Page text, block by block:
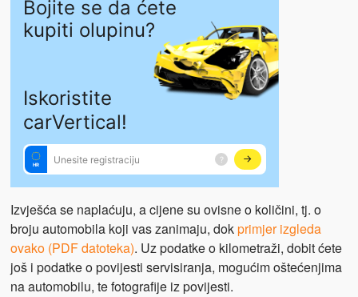
Izvješća se naplaćuju, a cijene su ovisne o količini, tj. o
broju automobila koji vas zanimaju, dokprimjer izgleda
ovako (PDF datoteka). Uz podatke o kilometraži, dobit ćete
još i podatke o povijesti servisiranja, mogućim oštećenjima
na automobilu, te fotografije iz povijesti.